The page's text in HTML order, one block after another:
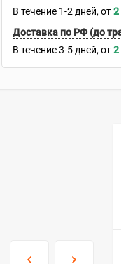
В течение 1-2 дней 2
Доставка по РФ (до
В течение 3-5 дней 2